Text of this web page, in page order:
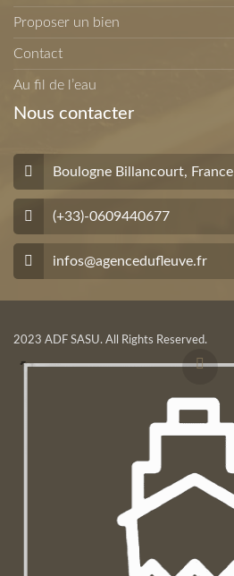
Proposer un bien
Contact
Au fil de l’eau
Nous contacter
Boulogne Billancourt, France
(+33)-0609440677
infos@agencedufleuve.fr
2023 ADF SASU. All Rights Reserved.